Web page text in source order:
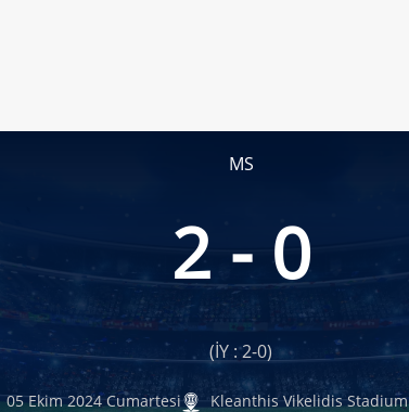
MS
2 - 0
(İY : 2-0)
05 Ekim 2024 Cumartesi Kleanthis Vikelidis Stadium